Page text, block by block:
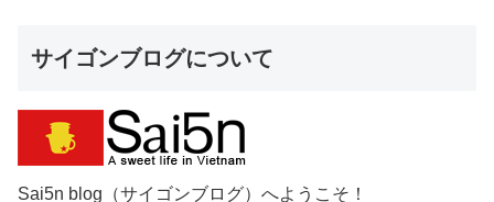
サイゴンブログについて
Sai5n blog（サイゴンブログ）へようこそ！